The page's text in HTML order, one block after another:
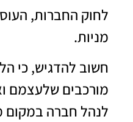
לחוק החברות,
מניות.
חשוב להדגיש, כי
מורכבים שלעצמם
לנהל חברה במקום